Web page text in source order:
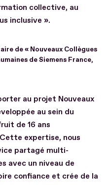
collective, au
inclusive ».
de « Nouveaux Collègues
de Siemens France,
au projet Nouveaux
au sein du
de 16 ans
expertise, nous
partagé multi-
avec un niveau de
confiance et crée de la